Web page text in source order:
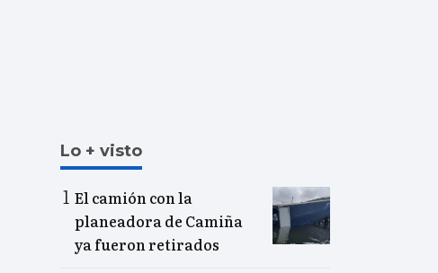
Lo + visto
El camión con la
planeadora de Camiña
ya fueron retirados